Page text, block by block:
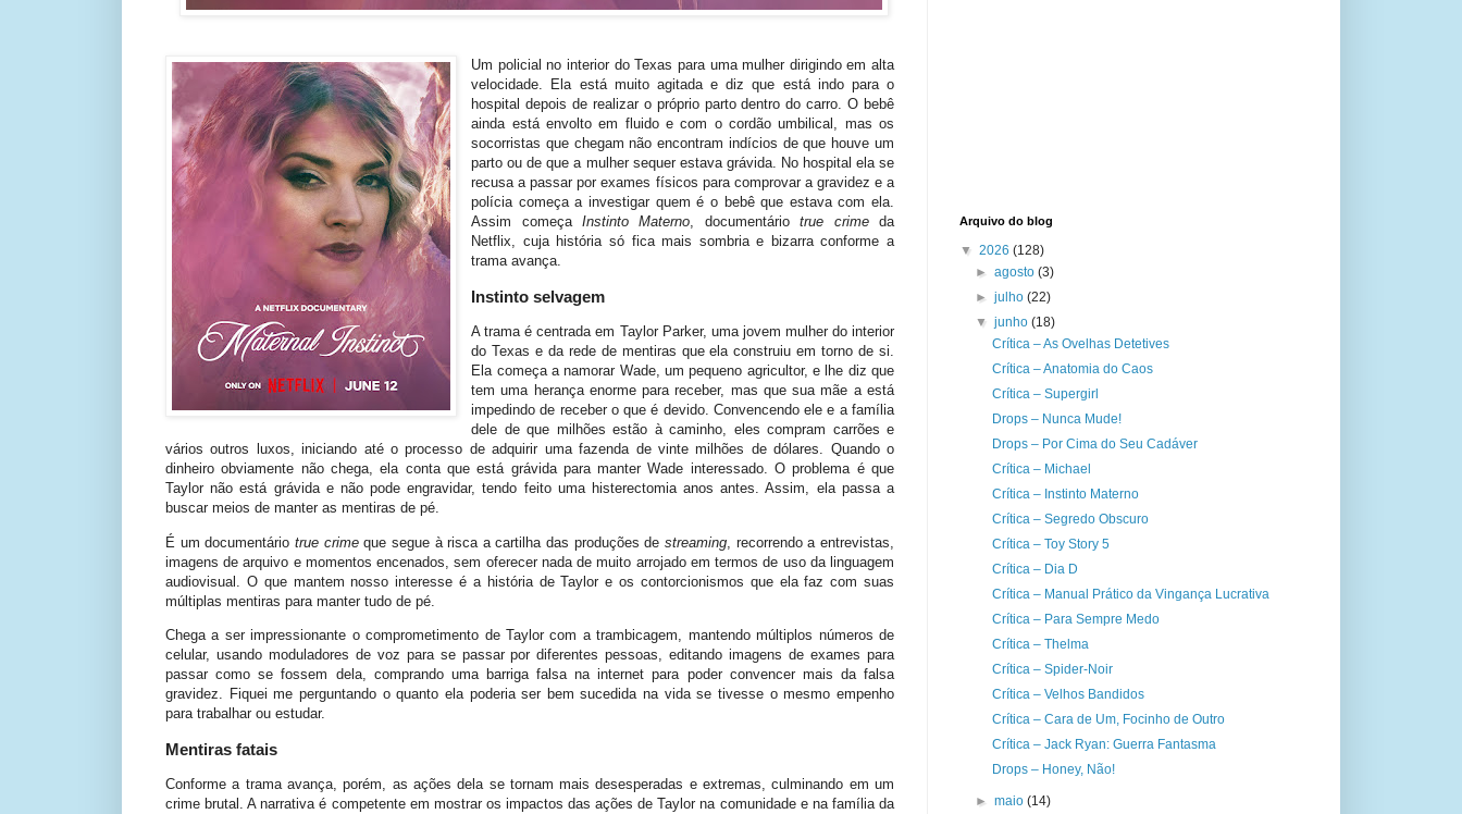
Um policial no interior do Texas para uma mulher dirigindo em alta
velocidade. Ela está muito agitada e diz que está indo para o
hospital depois de realizar o próprio parto dentro do carro. O bebê
ainda está envolto em fluido e com o cordão umbilical, mas os
socorristas que chegam não encontram indícios de que houve um
parto ou de que a mulher sequer estava grávida. No hospital ela se
recusa a passar por exames físicos para comprovar a gravidez e a
polícia começa a investigar quem é o bebê que estava com ela.
Assim começa Instinto Materno, documentáriotrue crimeda
Netflix, cuja história só fica mais sombria e bizarra conforme a
trama avança.
Instinto selvagem
A trama é centrada em Taylor Parker, uma jovem mulher do interior
do Texas e da rede de mentiras que ela construiu em torno de si.
Ela começa a namorar Wade, um pequeno agricultor, e lhe diz que
tem uma herança enorme para receber, mas que sua mãe a está
impedindo de receber o que é devido. Convencendo ele e a família
dele de que milhões estão à caminho, eles compram carrões e
vários outros luxos, iniciando até o processo de adquirir uma fazenda de vinte milhões de dólares. Quando o
dinheiro obviamente não chega, ela conta que está grávida para manter Wade interessado. O problema é que
Taylor não está grávida e não pode engravidar, tendo feito uma histerectomia anos antes. Assim, ela passa a
buscar meios de manter as mentiras de pé.
É um documentário true crimeque segue à risca a cartilha das produções destreaming , recorrendo a entrevistas,
imagens de arquivo e momentos encenados, sem oferecer nada de muito arrojado em termos de uso da linguagem
audiovisual. O que mantem nosso interesse é a história de Taylor e os contorcionismos que ela faz com suas
múltiplas mentiras para manter tudo de pé.
Chega a ser impressionante o comprometimento de Taylor com a trambicagem, mantendo múltiplos números de
celular, usando moduladores de voz para se passar por diferentes pessoas, editando imagens de exames para
passar como se fossem dela, comprando uma barriga falsa na internet para poder convencer mais da falsa
gravidez. Fiquei me perguntando o quanto ela poderia ser bem sucedida na vida se tivesse o mesmo empenho
para trabalhar ou estudar.
Mentiras fatais
Conforme a trama avança, porém, as ações dela se tornam mais desesperadas e extremas, culminando em um
crime brutal. A narrativa é competente em mostrar os impactos das ações de Taylor na comunidade e na família da
Arquivo do blog
▼ 2026 (128)
►agosto(3)
►julho(22)
▼junho(18)
Crítica – As Ovelhas Detetives
Crítica – Anatomia do Caos
Crítica – Supergirl
Drops – Nunca Mude!
Drops – Por Cima do Seu Cadáver
Crítica – Michael
Crítica – Instinto Materno
Crítica – Segredo Obscuro
Crítica – Toy Story 5
Crítica – Dia D
Crítica – Manual Prático da Vingança Lucrativa
Crítica – Para Sempre Medo
Crítica – Thelma
Crítica – Spider-Noir
Crítica – Velhos Bandidos
Crítica – Cara de Um, Focinho de Outro
Crítica – Jack Ryan: Guerra Fantasma
Drops – Honey, Não!
►maio(14)